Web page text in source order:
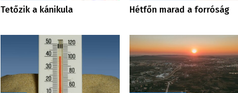
Tetőzik a kánikula Hétfőn marad a forróság